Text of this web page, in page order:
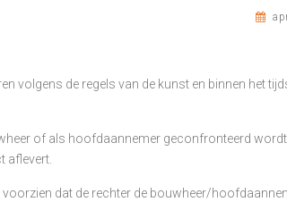
volgens de regels van de kunst en binnen het
of als hoofdaannemer geconfronteerd wordt
aflevert.
dat de rechter de bouwheer/